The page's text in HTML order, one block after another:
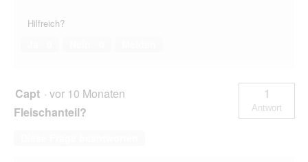
Hilfreich?
Capt · vor 10 Monaten
Fleischanteil?
1
Antwort